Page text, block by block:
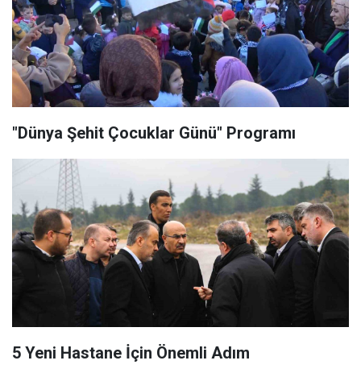
"Dünya Şehit Çocuklar Günü" Programı
5 Yeni Hastane İçin Önemli Adım